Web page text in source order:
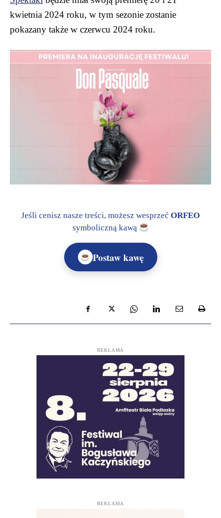
kwietnia 2024 roku, w tym sezonie zostanie
pokazany także w czerwcu 2024 roku.
Jeśli cenisz nasze treści, możesz wesprzeć ORFEO
symboliczną kawą
Postaw kawę
REKLAMA
REKLAMA